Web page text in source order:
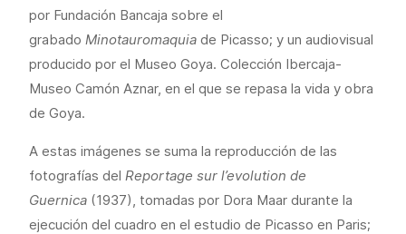
por Fundación Bancaja sobre el
grabado Minotauromaquia de Picasso; y un audiovisual
producido por el Museo Goya. Colección Ibercaja-
Museo Camón Aznar, en el que se repasa la vida y obra
de Goya.
A estas imágenes se suma la reproducción de las
fotografías del Reportage sur l’evolution de
Guernica (1937), tomadas por Dora Maar durante la
ejecución del cuadro en el estudio de Picasso en Paris;